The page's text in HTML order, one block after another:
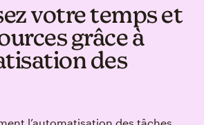
votre temps et
grâce à
des